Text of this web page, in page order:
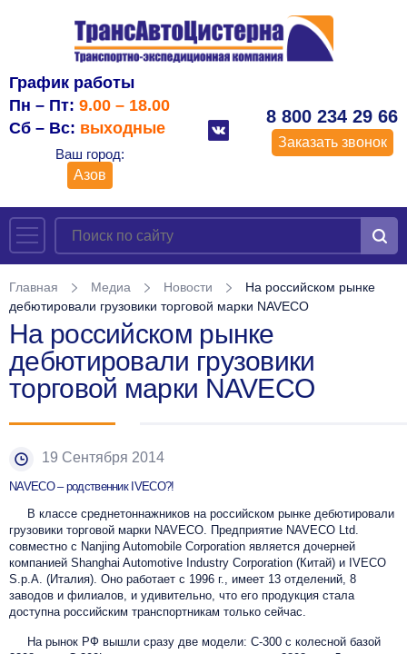
График работы
Пн – Пт: 9.00 – 18.00
Сб – Вс: выходные
Ваш город:
Азов
8 800 234 29 66
Заказать звонок
Главная Медиа Новости
На российском рынке
дебютировали грузовики торговой марки NAVECO
На российском рынке
дебютировали грузовики
торговой марки NAVECO
19 Сентября 2014
NAVECO – родственник IVECO?!
В классе среднетоннажников на российском рынке дебютировали
грузовики торговой марки NAVECO. Предприятие NAVECO Ltd.
совместно с Nanjing Automobile Corporation является дочерней
компанией Shanghai Automotive Industry Corporation (Китай) и IVECO
S.p.A. (Италия). Оно работает с 1996 г., имеет 13 отделений, 8
заводов и филиалов, и удивительно, что его продукция стала
доступна российским транспортникам только сейчас.
На рынок РФ вышли сразу две модели: C-300 с колесной базой